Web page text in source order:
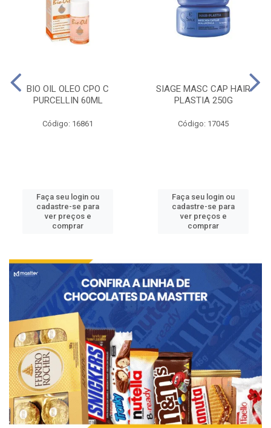
BIO OIL OLEO CPO C
PURCELLIN 60ML
Código: 16861
Faça seu login ou
cadastre-se para
ver preços e
comprar
SIAGE MASC CAP HAIR
PLASTIA 250G
Código: 17045
Faça seu login ou
cadastre-se para
ver preços e
comprar